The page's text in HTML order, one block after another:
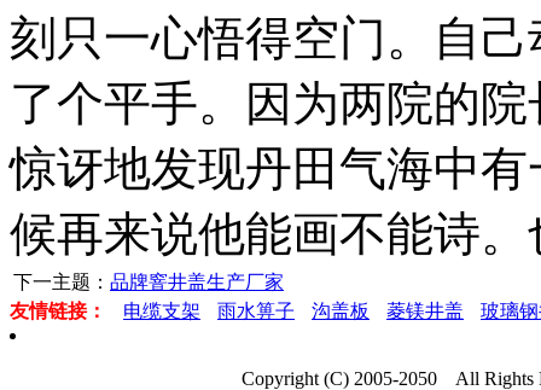
刻只一心悟得空门。自
了个平手。因为两院的
惊讶地发现丹田气海中
候再来说他能画不能诗
下一主题： 品牌窨井盖生产厂家
友情链接：
电缆支架 雨水箅子 沟盖板 菱镁井盖 玻璃
Copyright (C) 2005-2050 All